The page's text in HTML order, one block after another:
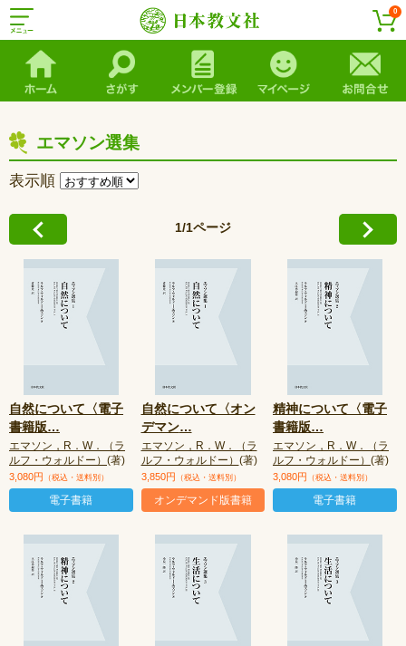
0
エマソン選集
表示順
1/1ページ
自然について〈電子
書籍版…
エマソン，R．W．（ラ
ルフ・ウォルドー） (著)
3,080円 （税込・送料別）
電子書籍
自然について〈オン
デマン…
エマソン，R．W．（ラ
ルフ・ウォルドー） (著)
3,850円 （税込・送料別）
オンデマンド版書籍
精神について〈電子
書籍版…
エマソン，R．W．（ラ
ルフ・ウォルドー） (著)
3,080円 （税込・送料別）
電子書籍